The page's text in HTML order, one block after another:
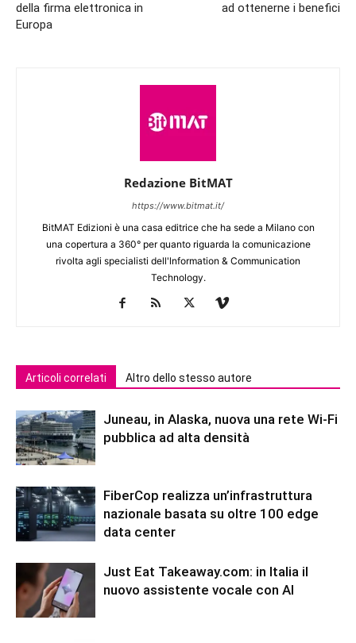
della firma elettronica in
Europa
ad ottenerne i benefici
Redazione BitMAT
https://www.bitmat.it/
BitMAT Edizioni è una casa editrice che ha sede a Milano con
una copertura a 360° per quanto riguarda la comunicazione
rivolta agli specialisti dell'lnformation & Communication
Technology.
Articoli correlati Altro dello stesso autore
Juneau, in Alaska, nuova una rete Wi-Fi
pubblica ad alta densità
FiberCop realizza un’infrastruttura
nazionale basata su oltre 100 edge
data center
Just Eat Takeaway.com: in Italia il
nuovo assistente vocale con AI